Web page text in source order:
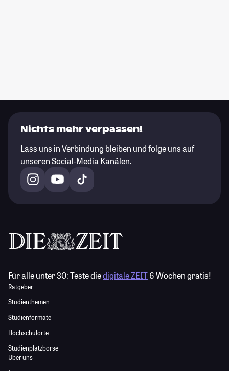
Nichts mehr verpassen!
Lass uns in Verbindung bleiben und folge uns auf
unseren Social-Media Kanälen.
Für alle unter 30:Teste diedigitale ZEIT6 Wochen gratis!
Ratgeber
Studienthemen
Studienformate
Hochschulorte
Studienplatzbörse
Über uns